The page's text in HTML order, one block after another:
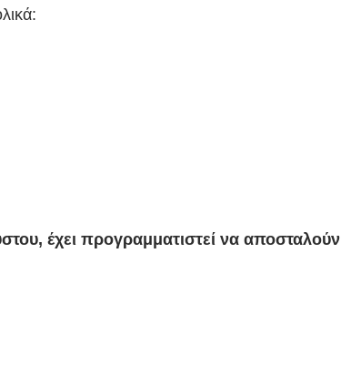
έχει προγραμματιστεί να αποσταλούν